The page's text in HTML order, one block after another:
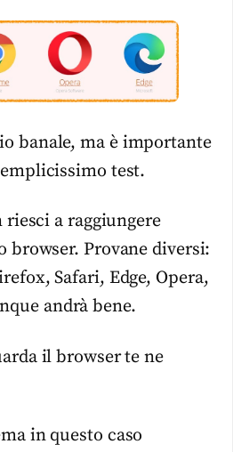
banale, ma è importante
test.
a raggiungere
Provane diversi:
Safari, Edge, Opera,
andrà bene.
il browser te ne
in questo caso